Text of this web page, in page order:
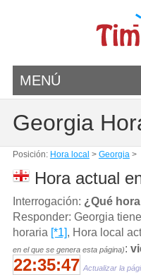
MENÚ
Georgia
Posición: Hora local > Georgia>
Hora actual
Interrogación: ¿Qué
Responder: Georgia
horaria [*1], Hora local
en el que se genera esta página):
22:35:47 Actualizar la